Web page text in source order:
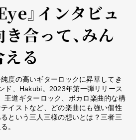
』インタビュ
き合って、みん
る
度の高いギターロックに昇華してき
ド、Hakubi。2023年第一弾リリース
王道ギターロック、ボカロ楽曲的な構
イストなど、どの楽曲にも強い個性
という三人三様の想いとは？三者三
。